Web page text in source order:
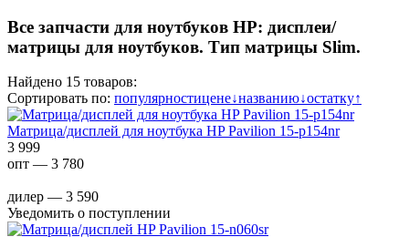
Все запчасти для ноутбуков HP: дисплеи/
матрицы для ноутбуков. Тип матрицы Slim.
Найдено 15 товаров:
Сортировать по: популярностицене↓названию↓остатку↑
Матрица/дисплей для ноутбука HP Pavilion 15-p154nr
3 999
опт — 3 780
дилер — 3 590
Уведомить о поступлении